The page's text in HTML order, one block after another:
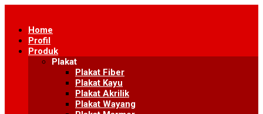
contentHome
Profil
Produk
Plakat
Plakat Fiber
Plakat Kayu
Plakat Akrilik
Plakat Wayang